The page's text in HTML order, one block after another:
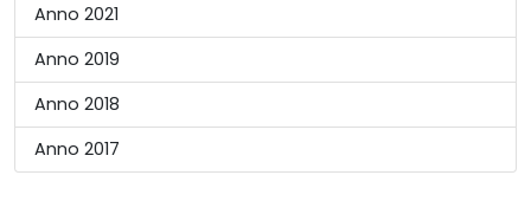
Anno 2021
Anno 2019
Anno 2018
Anno 2017